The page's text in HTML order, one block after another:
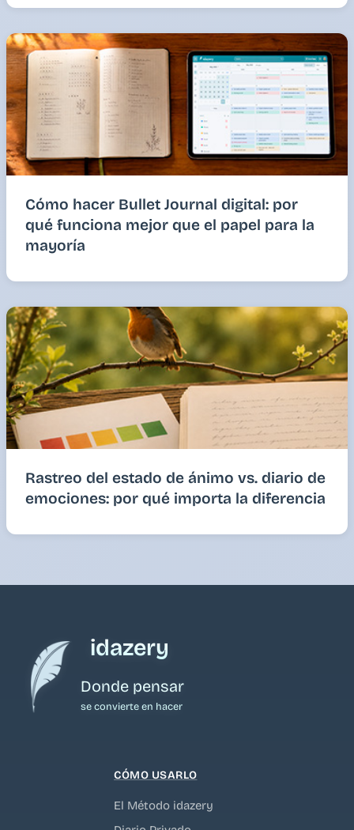
Cómo hacer Bullet Journal digital: por
qué funciona mejor que el papel para la
mayoría
Rastreo del estado de ánimo vs. diario de
emociones: por qué importa la diferencia
idazery
Donde pensar
se convierte en hacer
CÓMO USARLO
El Método idazery